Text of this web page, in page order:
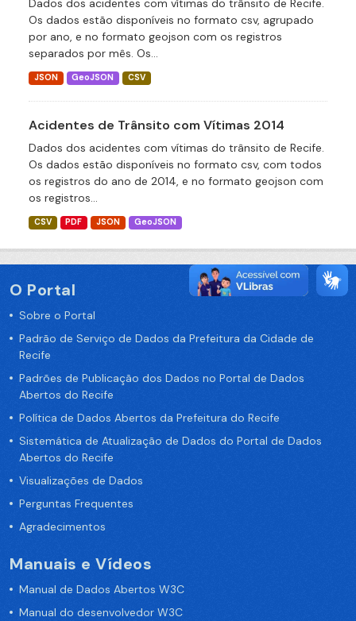
Dados dos acidentes com vítimas do trânsito de Recife.
Os dados estão disponíveis no formato csv, agrupado
por ano, e no formato geojson com os registros
separados por mês. Os...
JSON GeoJSON CSV
Acidentes de Trânsito com Vítimas 2014
Dados dos acidentes com vítimas do trânsito de Recife.
Os dados estão disponíveis no formato csv, com todos
os registros do ano de 2014, e no formato geojson com
os registros...
CSV PDF JSON GeoJSON
O Portal
Sobre o Portal
Padrão de Serviço de Dados da Prefeitura da Cidade de
Recife
Padrões de Publicação dos Dados no Portal de Dados
Abertos do Recife
Política de Dados Abertos da Prefeitura do Recife
Sistemática de Atualização de Dados do Portal de Dados
Abertos do Recife
Visualizações de Dados
Perguntas Frequentes
Agradecimentos
Manuais e Vídeos
Manual de Dados Abertos W3C
Manual do desenvolvedor W3C